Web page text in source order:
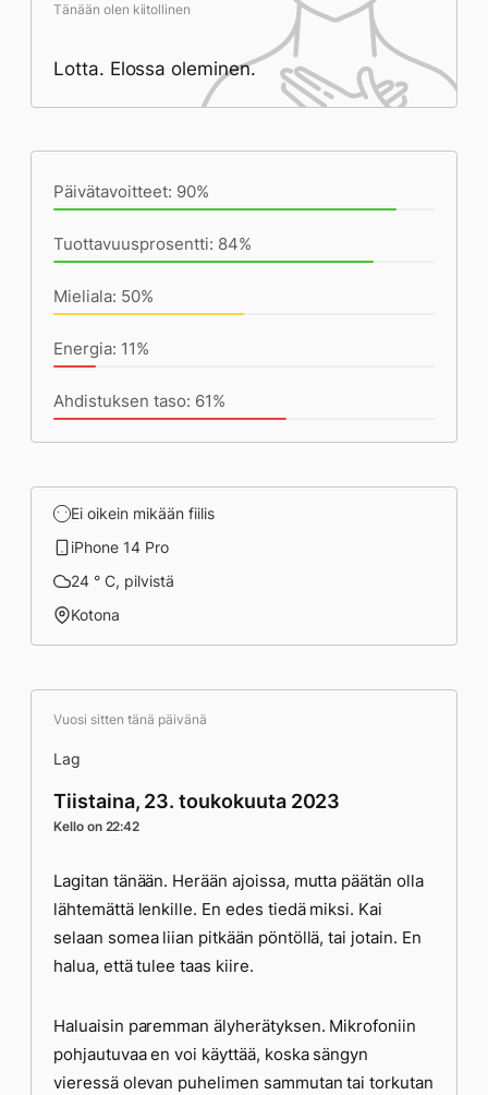
Tänään olen kiitollinen
Lotta. Elossa oleminen.
Päivätavoitteet: 90%
Tuottavuusprosentti: 84%
Mieliala: 50%
Energia: 11%
Ahdistuksen taso: 61%
Ei oikein mikään fiilis
iPhone 14 Pro
24 ° C, pilvistä
Kotona
Vuosi sitten tänä päivänä
Lag
Tiistaina, 23. toukokuuta 2023
Kello on 22:42
Lagitan tänään. Herään ajoissa, mutta päätän olla
lähtemättä lenkille. En edes tiedä miksi. Kai
selaan somea liian pitkään pöntöllä, tai jotain. En
halua, että tulee taas kiire.
Haluaisin paremman älyherätyksen. Mikrofoniin
pohjautuvaa en voi käyttää, koska sängyn
vieressä olevan puhelimen sammutan tai torkutan